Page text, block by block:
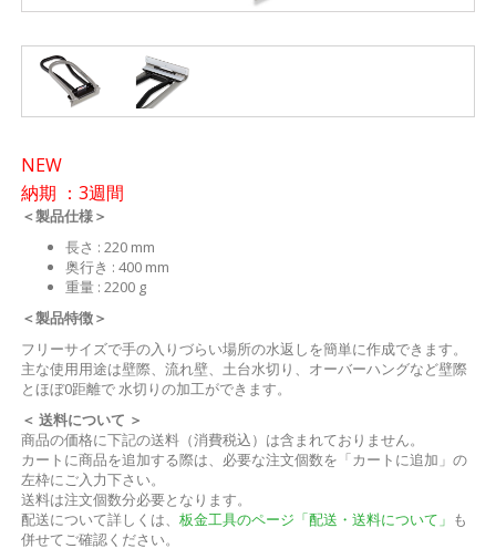
NEW
納期 ：3週間
＜製品仕様＞
長さ : 220 mm
奥行き : 400 mm
重量 : 2200 g
＜製品特徴＞
フリーサイズで手の入りづらい場所の水返しを簡単に作成できます。
主な使用用途は壁際、流れ壁、土台水切り、オーバーハングなど壁際
とほぼ0距離で 水切りの加工ができます。
＜ 送料について ＞
商品の価格に下記の送料（消費税込）は含まれておりません。
カートに商品を追加する際は、必要な注文個数を「カートに追加」の
左枠にご入力下さい。
送料は注文個数分必要となります。
配送について詳しくは、板金工具のページ「配送・送料について」 も
併せてご確認ください。